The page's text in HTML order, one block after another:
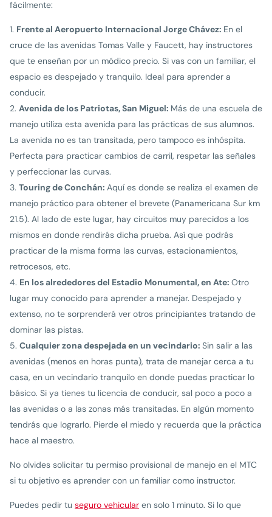
fácilmente:
Frente al Aeropuerto Internacional Jorge Chávez: En el
cruce de las avenidas Tomas Valle y Faucett, hay instructores
que te enseñan por un módico precio. Si vas con un familiar, el
espacio es despejado y tranquilo. Ideal para aprender a
conducir.
Avenida de los Patriotas, San Miguel: Más de una escuela de
manejo utiliza esta avenida para las prácticas de sus alumnos.
La avenida no es tan transitada, pero tampoco es inhóspita.
Perfecta para practicar cambios de carril, respetar las señales
y perfeccionar las curvas.
Touring de Conchán: Aquí es donde se realiza el examen de
manejo práctico para obtener el brevete (Panamericana Sur km
21.5). Al lado de este lugar, hay circuitos muy parecidos a los
mismos en donde rendirás dicha prueba. Así que podrás
practicar de la misma forma las curvas, estacionamientos,
retrocesos, etc.
En los alrededores del Estadio Monumental, en Ate: Otro
lugar muy conocido para aprender a manejar. Despejado y
extenso, no te sorprenderá ver otros principiantes tratando de
dominar las pistas.
Cualquier zona despejada en un vecindario: Sin salir a las
avenidas (menos en horas punta), trata de manejar cerca a tu
casa, en un vecindario tranquilo en donde puedas practicar lo
básico. Si ya tienes tu licencia de conducir, sal poco a poco a
las avenidas o a las zonas más transitadas. En algún momento
tendrás que lograrlo. Pierde el miedo y recuerda que la práctica
hace al maestro.
No olvides solicitar tu permiso provisional de manejo en el MTC
si tu objetivo es aprender con un familiar como instructor.
Puedes pedir tu seguro vehicular en solo 1 minuto. Si lo que